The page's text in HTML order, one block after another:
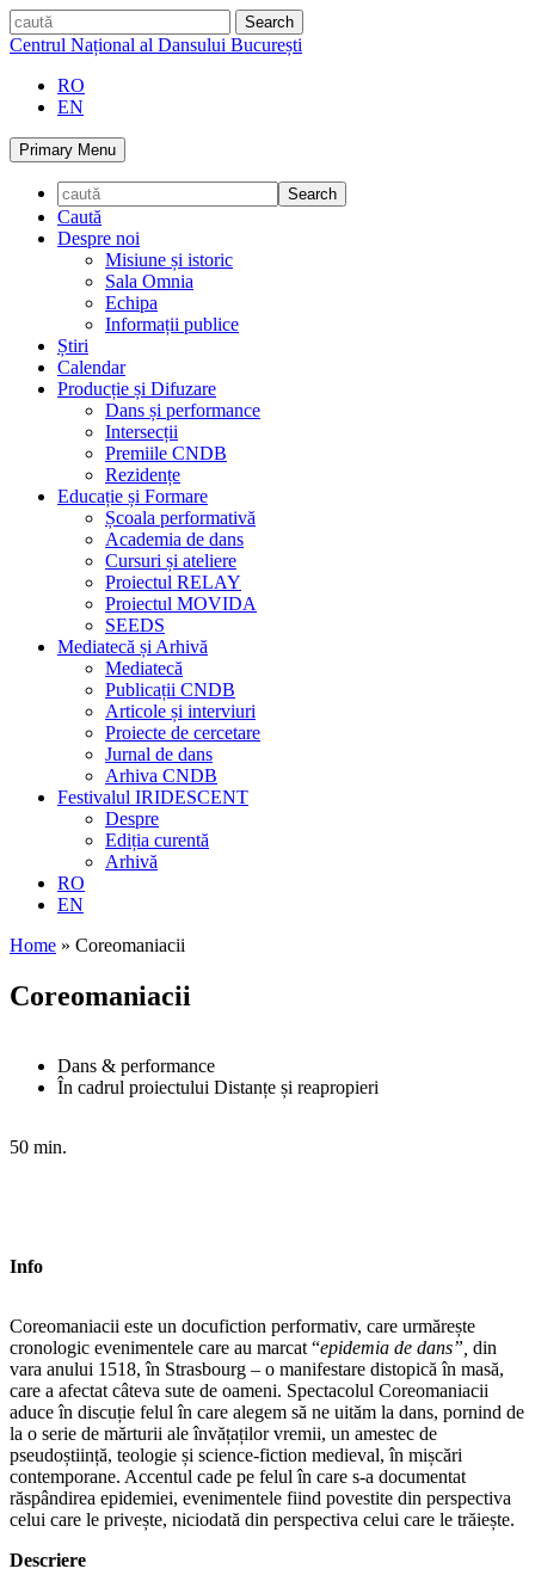
Skip
to
caută
Centrul Național al Dansului București
RO
EN
Primary Menu
Caută
Despre noi
Misiune și istoric
Sala Omnia
Echipa
Informații publice
Știri
Calendar
Producție și Difuzare
Dans și performance
Intersecții
Premiile CNDB
Rezidențe
Educație și Formare
Școala performativă
Academia de dans
Cursuri și ateliere
Proiectul RELAY
Proiectul MOVIDA
SEEDS
Mediatecă și Arhivă
Mediatecă
Publicații CNDB
Articole și interviuri
Proiecte de cercetare
Jurnal de dans
Arhiva CNDB
Festivalul IRIDESCENT
Despre
Ediția curentă
Arhivă
RO
EN
Home » Coreomaniacii
Coreomaniacii
Dans & performance
În cadrul proiectului Distanțe și reapropieri
50 min.
Info
Coreomaniacii este un docufiction performativ, care urmărește
cronologic evenimentele care au marcat “epidemia de dans”, din
vara anului 1518, în Strasbourg – o manifestare distopică în masă,
care a afectat câteva sute de oameni. Spectacolul Coreomaniacii
aduce în discuție felul în care alegem să ne uităm la dans, pornind de
la o serie de mărturii ale învățaților vremii, un amestec de
pseudoștiință, teologie și science-fiction medieval, în mișcări
contemporane. Accentul cade pe felul în care s-a documentat
răspândirea epidemiei, evenimentele fiind povestite din perspectiva
celui care le privește, niciodată din perspectiva celui care le trăiește.
Descriere